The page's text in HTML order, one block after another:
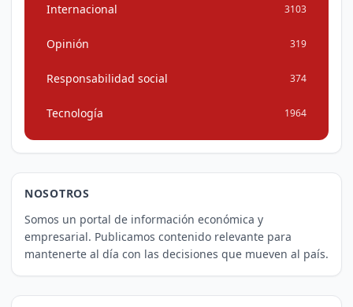
Internacional 3103
Opinión 319
Responsabilidad social 374
Tecnología 1964
NOSOTROS
Somos un portal de información económica y
empresarial. Publicamos contenido relevante para
mantenerte al día con las decisiones que mueven al país.